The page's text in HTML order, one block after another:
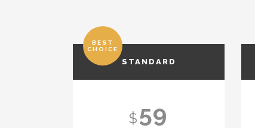
BEST
CHOICE
STANDARD
$59